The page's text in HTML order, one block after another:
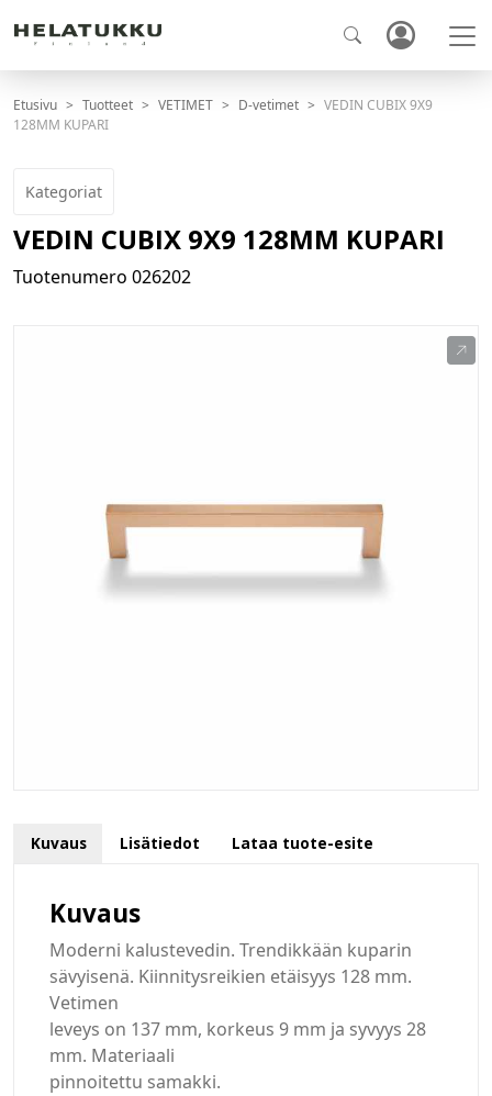
Etusivu Tuotteet VETIMET D-vetimet
VEDIN CUBIX 9X9
128MM KUPARI
Kategoriat
VEDIN CUBIX 9X9 128MM KUPARI
Tuotenumero 026202
Kuvaus Lisätiedot Lataa tuote-esite
Kuvaus
Moderni kalustevedin. Trendikkään kuparin
sävyisenä. Kiinnitysreikien etäisyys 128 mm.
Vetimen
leveys on 137 mm, korkeus 9 mm ja syvyys 28
mm. Materiaali
pinnoitettu samakki.